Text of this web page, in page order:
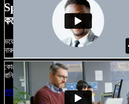
Speechify Studio দিয়ে কী কী
কয়েকটা উদাহরণ দেখুন
ভয়েসওভার, রয়্যালটি-ফ্রি ছবি, অডিও, ভিডিও
দারুণ মনে রাখার মতো অডিও-ভিডিও প্রজেক্ট
কোনো শেখার ঝামেলা নেই, শুধু ব্রাউজারে
বানিয়ে ফেলুন।
স্টুডিও চালু করুন